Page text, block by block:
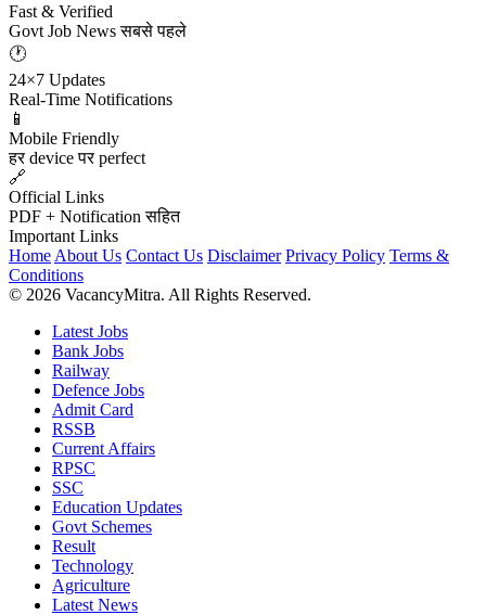
Fast & Verified
Govt Job News सबसे पहले
🕐
24×7 Updates
Real-Time Notifications
📱
Mobile Friendly
हर device पर perfect
🔗
Official Links
PDF + Notification सहित
Important Links
Home About Us Contact Us Disclaimer Privacy Policy Terms &
Conditions
© 2026 VacancyMitra. All Rights Reserved.
Latest Jobs
Bank Jobs
Railway
Defence Jobs
Admit Card
RSSB
Current Affairs
RPSC
SSC
Education Updates
Govt Schemes
Result
Technology
Agriculture
Latest News